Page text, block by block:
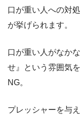
口が重い人への対
が挙げられます。
口が重い人がなか
せ』という雰囲気
NG。
プレッシャーを与